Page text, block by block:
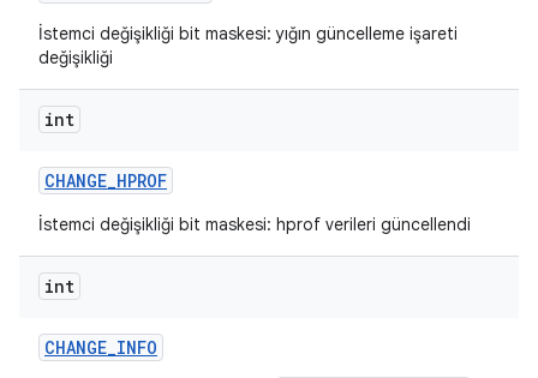
İstemci değişikliği bit maskesi: yığın güncelleme işareti
değişikliği
int
CHANGE_HPROF
İstemci değişikliği bit maskesi: hprof verileri güncellendi
int
CHANGE_INFO